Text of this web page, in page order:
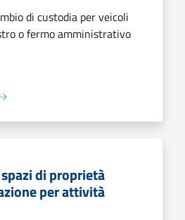
di custodia per veicoli
o fermo amministrativo
di proprietà
per attività